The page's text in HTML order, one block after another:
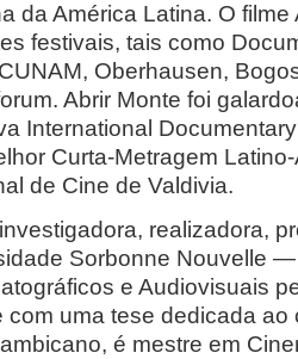
da América Latina. O filme
festivais, tais como
Oberhausen,
Abrir Monte foi
International
Curta-Metragem
de Cine de Valdivia.
realizadora,
Sorbonne Nouvelle
e Audiovisuais
com uma tese dedicada ao
é mestre em